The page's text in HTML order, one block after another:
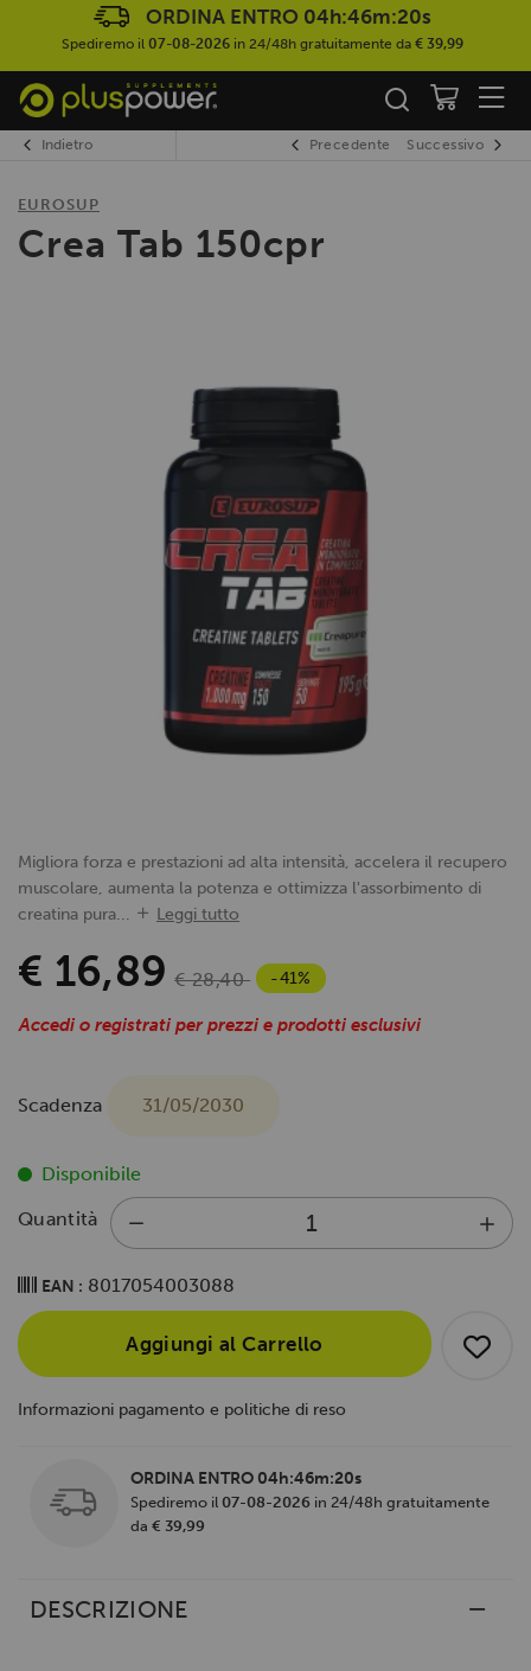
ORDINA ENTRO 04h:46m:19s
Spediremo il 07-08-2026 in 24/48h gratuitamente da € 39,99
Indietro Precedente Successivo
EUROSUP
Crea Tab 150cpr
Migliora forza e prestazioni ad alta intensità, accelera il recupero
muscolare, aumenta la potenza e ottimizza l'assorbimento di
creatina pura...
Leggi tutto
€ 16,89 € 28,40 -41%
Accedi o registrati per prezzi e prodotti esclusivi
Scadenza 31/05/2030
Disponibile
Quantità
EAN : 8017054003088
Aggiungi al Carrello
Informazioni pagamento e politiche di reso
ORDINA ENTRO 04h:46m:19s
Spediremo il 07-08-2026 in 24/48h gratuitamente
da € 39,99
DESCRIZIONE